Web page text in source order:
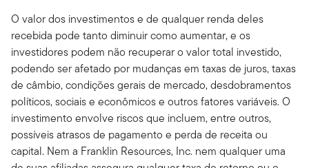
O valor dos investimentos e de qualquer renda deles
recebida pode tanto diminuir como aumentar, e os
investidores podem não recuperar o valor total investido,
podendo ser afetado por mudanças em taxas de juros, taxas
de câmbio, condições gerais de mercado, desdobramentos
políticos, sociais e econômicos e outros fatores variáveis. O
investimento envolve riscos que incluem, entre outros,
possíveis atrasos de pagamento e perda de receita ou
capital. Nem a Franklin Resources, Inc. nem qualquer uma